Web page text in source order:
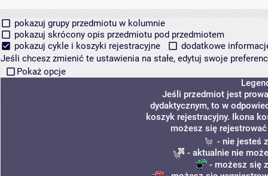
pokazuj grupy przedmiotu w kolumnie
pokazuj skrócony opis przedmiotu pod przedmiotem
pokazuj cykle i koszyki rejestracyjne
dodatkowe
Jeśli chcesz zmienić te ustawienia na stałe, edytuj swoje
Pokaż opcje
Jeśli przedmiot jest
dydaktycznym, to w
koszyk rejestracyjny. Ikona
możesz się
- nie jesteś
- aktualnie nie
- możesz się